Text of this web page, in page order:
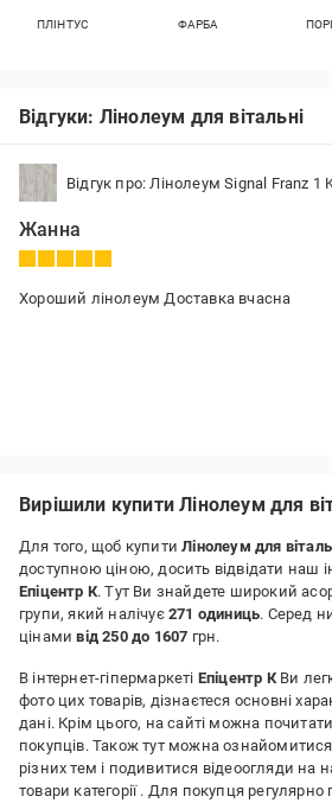
ПЛІНТУС ФАРБА
Відгуки: Лінолеум для вітальні
Відгук про: Лінолеум Signal Franz 1
Жанна
Хороший лінолеум Доставка вчасна
Вирішили купити Лінолеум для
Для того, щоб купитиЛінолеум для
доступною ціною, досить відвідати наш
Епіцентр К. Тут Ви знайдете широкий
групи, який налічує 271 одиниць. Серед
цінамивід 250 до 1607 грн.
В інтернет-гіпермаркеті Епіцентр КВи
фото цих товарів, дізнаєтеся основні
дані. Крім цього, на сайті можна почитати
покупців. Також тут можна
різних тем і подивитися відеоогляди на
товари категорії . Для покупця регулярно